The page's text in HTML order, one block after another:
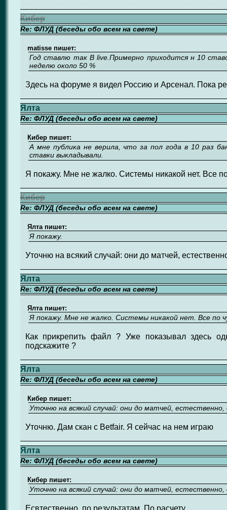
Кибер
Re: ФЛУД (беседы обо всем на свете)
matisse пишет:
Год ставлю так В live.Примерно приходится н 10
неделю около 50 %
Здесь на форуме я видел Россию и Арсенал. Пока
Ялта
Re: ФЛУД (беседы обо всем на свете)
Кибер пишет:
А мне публика не верила, что за пол года в 10 раз
ставки выкладывали.
Я покажу. Мне не жалко. Системы никакой нет. Все
Кибер
Re: ФЛУД (беседы обо всем на свете)
Ялта пишет:
Я покажу.
Уточню на всякий случай: они до матчей,
Ялта
Re: ФЛУД (беседы обо всем на свете)
Ялта пишет:
Я покажу. Мне не жалко. Системы никакой нет. Все по
Как прикрепить файл ? Уже показывал здесь
подскажите ?
Ялта
Re: ФЛУД (беседы обо всем на свете)
Кибер пишет:
Уточню на всякий случай: они до матчей, естественно,
Уточню. Дам скан с Betfair. Я сейчас на нем играю
Ялта
Re: ФЛУД (беседы обо всем на свете)
Кибер пишет:
Уточню на всякий случай: они до матчей, естественно,
Есвтественно, по результатам. По расчету